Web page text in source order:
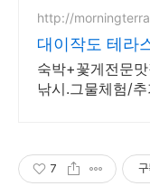
http://
대이작도 테라
박6식 한국기
숙박+꽃게전문
낚시.그물체험/
7 구